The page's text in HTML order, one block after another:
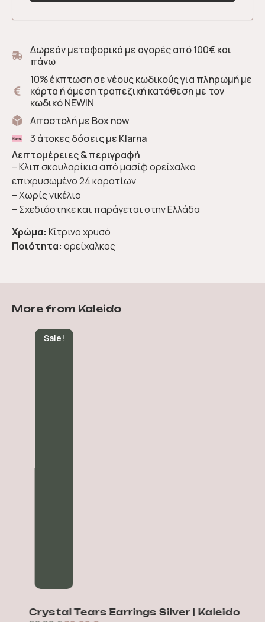
Δωρεάν μεταφορικά με αγορές από 100€ και
πάνω
10% έκπτωση σε νέους κωδικούς για πληρωμή με
κάρτα ή άμεση τραπεζική κατάθεση με τον
κωδικό NEWIN
Αποστολή με Box now
3 άτοκες δόσεις με Klarna
Λεπτομέρειες & περιγραφή
– Κλιπ σκουλαρίκιααπό μασίφ ορείχαλκο
επιχρυσωμένο 24 καρατίων
– Χωρίς νικέλιο
– Σχεδιάστηκε και παράγεται στην Ελλάδα
Χρώμα: Κίτρινο χρυσό
Ποιότητα: ορείχαλκος
More from Kaleido
Sale!
Crystal Tears Earrings Silver | Kaleido